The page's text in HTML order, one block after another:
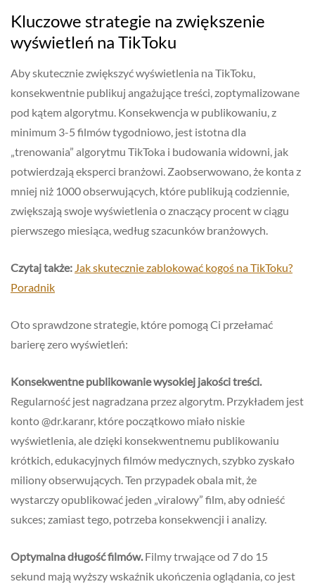
Kluczowe strategie na zwiększenie
wyświetleń na TikToku
Aby skutecznie zwiększyć wyświetlenia na TikToku,
konsekwentnie publikuj angażujące treści, zoptymalizowane
pod kątem algorytmu. Konsekwencja w publikowaniu, z
minimum 3-5 filmów tygodniowo, jest istotna dla
„trenowania” algorytmu TikToka i budowania widowni, jak
potwierdzają eksperci branżowi. Zaobserwowano, że konta z
mniej niż 1000 obserwujących, które publikują codziennie,
zwiększają swoje wyświetlenia o znaczący procent w ciągu
pierwszego miesiąca, według szacunków branżowych.
Czytaj także: Jak skutecznie zablokować kogoś na TikToku?
Poradnik
Oto sprawdzone strategie, które pomogą Ci przełamać
barierę zero wyświetleń:
Konsekwentne publikowanie wysokiej jakości treści.
Regularność jest nagradzana przez algorytm. Przykładem jest
konto @dr.karanr, które początkowo miało niskie
wyświetlenia, ale dzięki konsekwentnemu publikowaniu
krótkich, edukacyjnych filmów medycznych, szybko zyskało
miliony obserwujących. Ten przypadek obala mit, że
wystarczy opublikować jeden „viralowy” film, aby odnieść
sukces; zamiast tego, potrzeba konsekwencji i analizy.
Optymalna długość filmów.Filmy trwające od 7 do 15
sekund mają wyższy wskaźnik ukończenia oglądania, co jest